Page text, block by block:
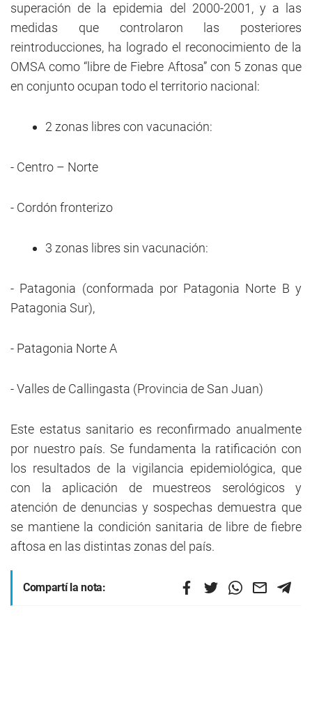
superación de la epidemia del 2000-2001, y a las
medidas que controlaron las posteriores
reintroducciones, ha logrado el reconocimiento de la
OMSA como “libre de Fiebre Aftosa” con 5 zonas que
en conjunto ocupan todo el territorio nacional:
2 zonas libres con vacunación:
- Centro – Norte
- Cordón fronterizo
3 zonas libres sin vacunación:
- Patagonia (conformada por Patagonia Norte B y
Patagonia Sur),
- Patagonia Norte A
- Valles de Callingasta (Provincia de San Juan)
Este estatus sanitario es reconfirmado anualmente
por nuestro país. Se fundamenta la ratificación con
los resultados de la vigilancia epidemiológica, que
con la aplicación de muestreos serológicos y
atención de denuncias y sospechas demuestra que
se mantiene la condición sanitaria de libre de fiebre
aftosa en las distintas zonas del país.
Compartí la nota: